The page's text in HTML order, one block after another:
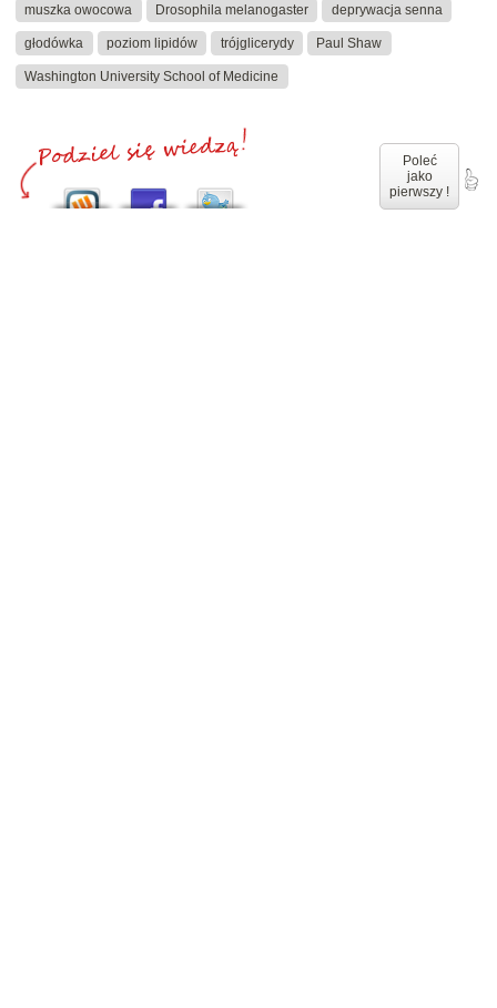
muszka owocowa Drosophila melanogaster deprywacja senna
głodówka poziom lipidów trójglicerydy Paul Shaw
Washington University School of Medicine
Poleć
jako
pierwszy !